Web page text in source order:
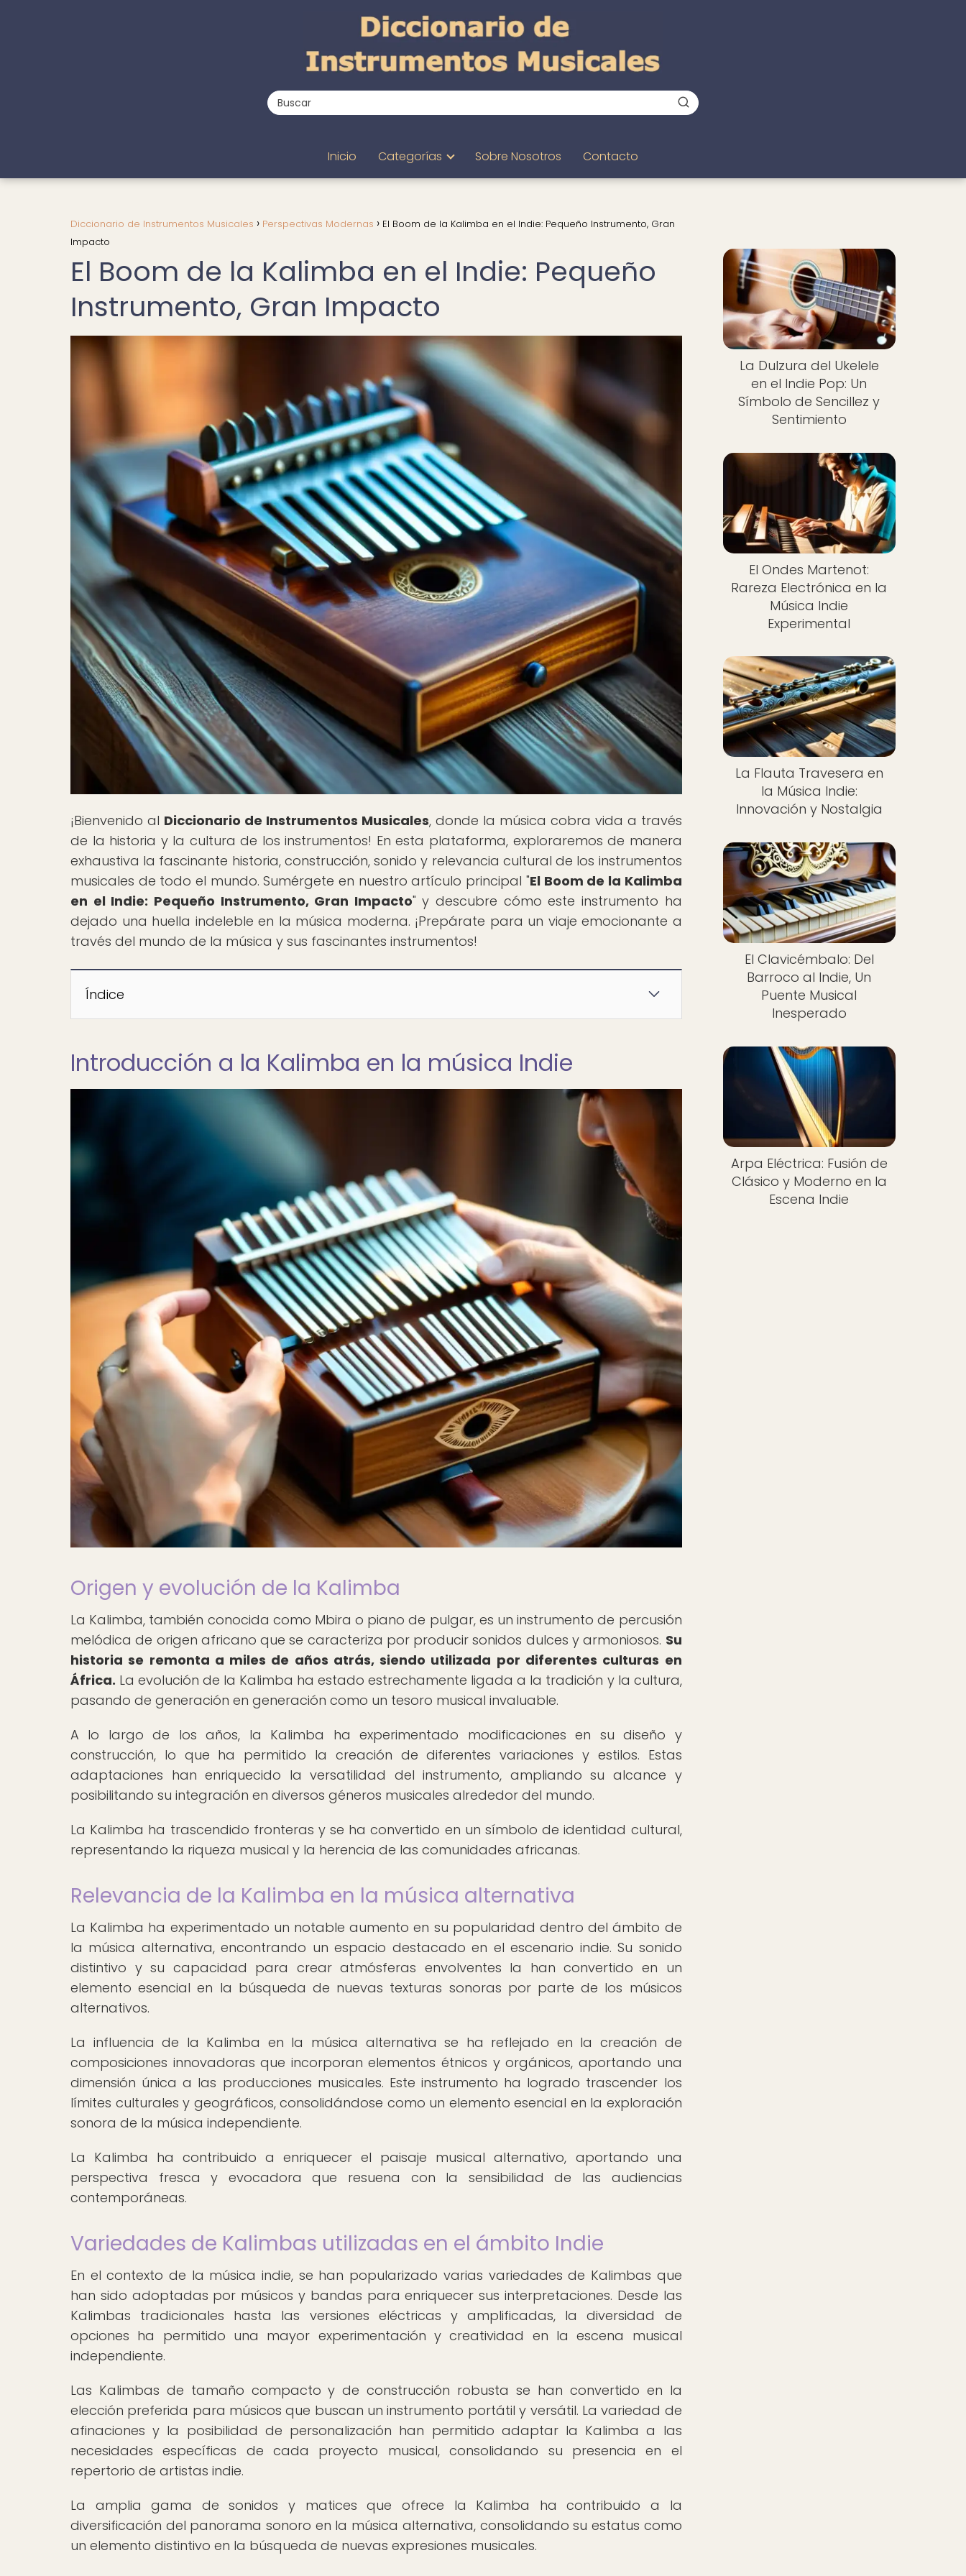
Inicio Categorías Sobre Nosotros Contacto
Diccionario de Instrumentos Musicales Perspectivas Modernas
El Boom de la Kalimba en el Indie: Pequeño Instrumento, Gran
Impacto
El Boom de la Kalimba en el Indie: Pequeño
Instrumento, Gran Impacto
¡Bienvenido al Diccionario de Instrumentos Musicales, donde la música cobra vida a través
de la historia y la cultura de los instrumentos! En esta plataforma, exploraremos de manera
exhaustiva la fascinante historia, construcción, sonido y relevancia cultural de los instrumentos
musicales de todo el mundo. Sumérgete en nuestro artículo principal "El Boom de la Kalimba
en el Indie: Pequeño Instrumento, Gran Impacto" y descubre cómo este instrumento ha
dejado una huella indeleble en la música moderna. ¡Prepárate para un viaje emocionante a
través del mundo de la música y sus fascinantes instrumentos!
Índice
Introducción a la Kalimba en la música Indie
Origen y evolución de la Kalimba
La Kalimba, también conocida como Mbira o piano de pulgar, es un instrumento de percusión
melódica de origen africano que se caracteriza por producir sonidos dulces y armoniosos. Su
historia se remonta a miles de años atrás, siendo utilizada por diferentes culturas en
África. La evolución de la Kalimba ha estado estrechamente ligada a la tradición y la cultura,
pasando de generación en generación como un tesoro musical invaluable.
A lo largo de los años, la Kalimba ha experimentado modificaciones en su diseño y
construcción, lo que ha permitido la creación de diferentes variaciones y estilos. Estas
adaptaciones han enriquecido la versatilidad del instrumento, ampliando su alcance y
posibilitando su integración en diversos géneros musicales alrededor del mundo.
La Kalimba ha trascendido fronteras y se ha convertido en un símbolo de identidad cultural,
representando la riqueza musical y la herencia de las comunidades africanas.
Relevancia de la Kalimba en la música alternativa
La Kalimba ha experimentado un notable aumento en su popularidad dentro del ámbito de
la música alternativa, encontrando un espacio destacado en el escenario indie. Su sonido
distintivo y su capacidad para crear atmósferas envolventes la han convertido en un
elemento esencial en la búsqueda de nuevas texturas sonoras por parte de los músicos
alternativos.
La influencia de la Kalimba en la música alternativa se ha reflejado en la creación de
composiciones innovadoras que incorporan elementos étnicos y orgánicos, aportando una
dimensión única a las producciones musicales. Este instrumento ha logrado trascender los
límites culturales y geográficos, consolidándose como un elemento esencial en la exploración
sonora de la música independiente.
La Kalimba ha contribuido a enriquecer el paisaje musical alternativo, aportando una
perspectiva fresca y evocadora que resuena con la sensibilidad de las audiencias
contemporáneas.
Variedades de Kalimbas utilizadas en el ámbito Indie
En el contexto de la música indie, se han popularizado varias variedades de Kalimbas que
han sido adoptadas por músicos y bandas para enriquecer sus interpretaciones. Desde las
Kalimbas tradicionales hasta las versiones eléctricas y amplificadas, la diversidad de
opciones ha permitido una mayor experimentación y creatividad en la escena musical
independiente.
Las Kalimbas de tamaño compacto y de construcción robusta se han convertido en la
elección preferida para músicos que buscan un instrumento portátil y versátil. La variedad de
afinaciones y la posibilidad de personalización han permitido adaptar la Kalimba a las
necesidades específicas de cada proyecto musical, consolidando su presencia en el
repertorio de artistas indie.
La amplia gama de sonidos y matices que ofrece la Kalimba ha contribuido a la
diversificación del panorama sonoro en la música alternativa, consolidando su estatus como
un elemento distintivo en la búsqueda de nuevas expresiones musicales.
La Dulzura del Ukelele
en el Indie Pop: Un
Símbolo de Sencillez y
Sentimiento
El Ondes Martenot:
Rareza Electrónica en la
Música Indie
Experimental
La Flauta Travesera en
la Música Indie:
Innovación y Nostalgia
El Clavicémbalo: Del
Barroco al Indie, Un
Puente Musical
Inesperado
Arpa Eléctrica: Fusión de
Clásico y Moderno en la
Escena Indie